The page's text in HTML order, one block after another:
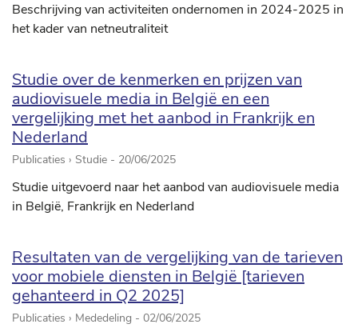
Beschrijving van activiteiten ondernomen in 2024-2025 in
het kader van netneutraliteit
Studie over de kenmerken en prijzen van
audiovisuele media in België en een
vergelijking met het aanbod in Frankrijk en
Nederland
Publicaties › Studie - 20/06/2025
Studie uitgevoerd naar het aanbod van audiovisuele media
in België, Frankrijk en Nederland
Resultaten van de vergelijking van de tarieven
voor mobiele diensten in België [tarieven
gehanteerd in Q2 2025]
Publicaties › Mededeling - 02/06/2025